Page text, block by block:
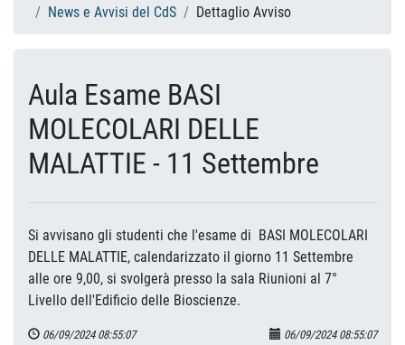
News e Avvisi del CdS
Dettaglio Avviso
Aula Esame BASI
MOLECOLARI DELLE
MALATTIE - 11 Settembre
Si avvisano gli studenti che l'esame di BASI MOLECOLARI
DELLE MALATTIE, calendarizzato il giorno 11 Settembre
alle ore 9,00, si svolgerà presso la sala Riunioni al 7°
Livello dell'Edificio delle Bioscienze.
06/09/2024 08:55:07 06/09/2024 08:55:07